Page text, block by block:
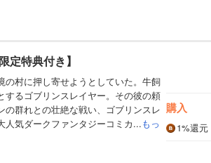
定特典付き】
村に押し寄せようとしていた。牛飼
るゴブリンスレイヤー。その彼の頼
群れとの壮絶な戦い、ゴブリンスレ
人気ダークファンタジーコミカ...もっ
購入
1%還元